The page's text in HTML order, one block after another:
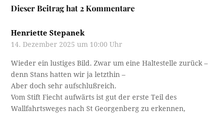
Dieser Beitrag hat 2 Kommentare
Henriette Stepanek
14. Dezember 2025 um 10:00 Uhr
Wieder ein lustiges Bild. Zwar um eine Haltestelle zurück –
denn Stans hatten wir ja letzthin –
Aber doch sehr aufschlußreich.
Vom Stift Fiecht aufwärts ist gut der erste Teil des
Wallfahrtsweges nach St Georgenberg zu erkennen,